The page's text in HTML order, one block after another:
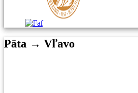
Päta → Vľavo